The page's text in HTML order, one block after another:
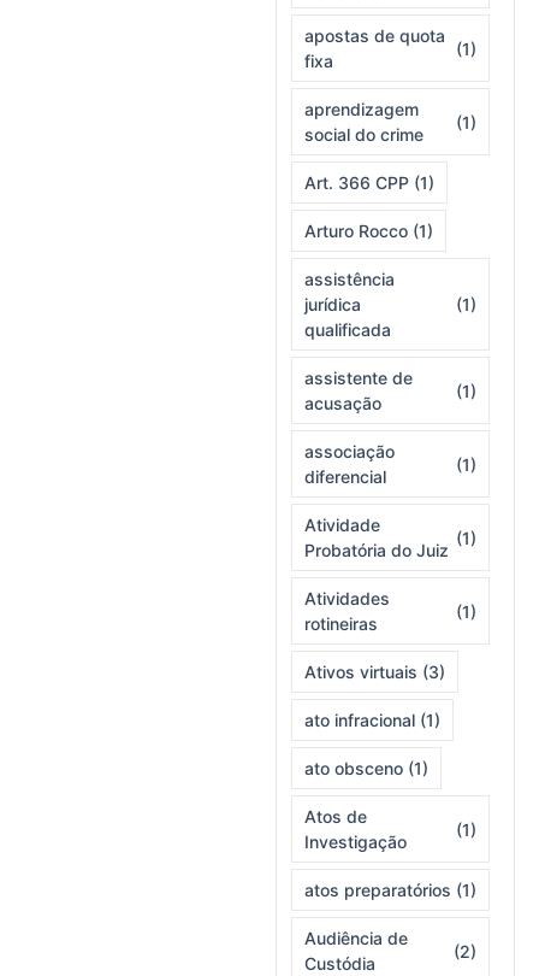
apostas de quota
fixa
(1)
aprendizagem
social do crime
(1)
Art. 366 CPP (1)
Arturo Rocco (1)
assistência
jurídica
qualificada
(1)
assistente de
acusação
(1)
associação
diferencial
(1)
Atividade
Probatória do Juiz
(1)
Atividades
rotineiras
(1)
Ativos virtuais (3)
ato infracional (1)
ato obsceno (1)
Atos de
Investigação
(1)
atos preparatórios (1)
Audiência de
Custódia
(2)